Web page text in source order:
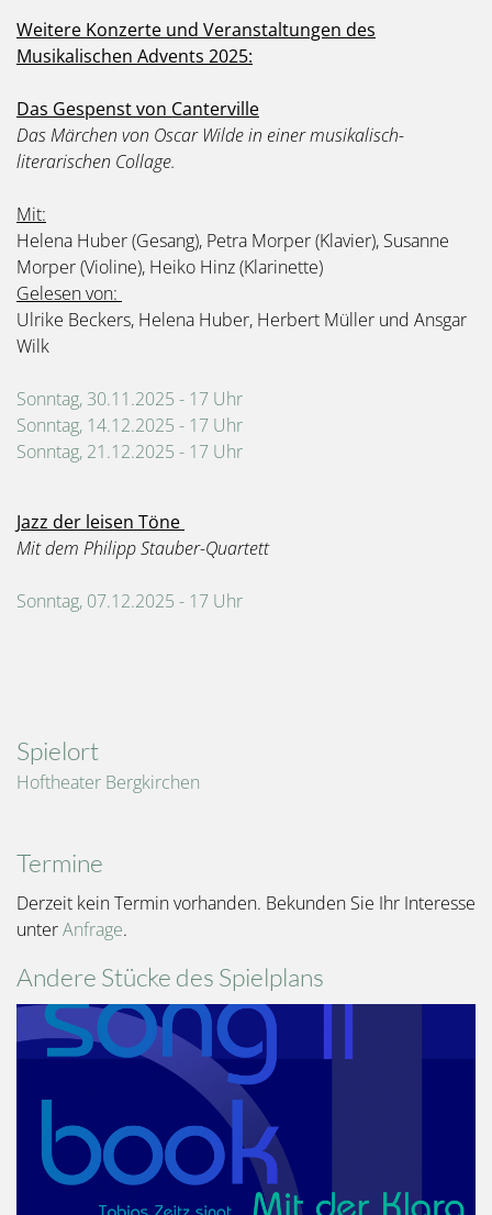
Weitere Konzerte und Veranstaltungen des
Musikalischen Advents 2025:
Das Gespenst von Canterville
Das Märchen von Oscar Wilde in einer musikalisch-
literarischen Collage.
Mit:
Helena Huber (Gesang), Petra Morper (Klavier), Susanne
Morper (Violine), Heiko Hinz (Klarinette)
Gelesen von:
Ulrike Beckers, Helena Huber, Herbert Müller und Ansgar
Wilk
Sonntag, 30.11.2025 - 17 Uhr
Sonntag, 14.12.2025 - 17 Uhr
Sonntag, 21.12.2025 - 17 Uhr
Jazz der leisen Töne
Mit dem Philipp Stauber-Quartett
Sonntag, 07.12.2025 - 17 Uhr
Spielort
Hoftheater Bergkirchen
Termine
Derzeit kein Termin vorhanden. Bekunden Sie Ihr Interesse
unterAnfrage.
Andere Stücke des Spielplans